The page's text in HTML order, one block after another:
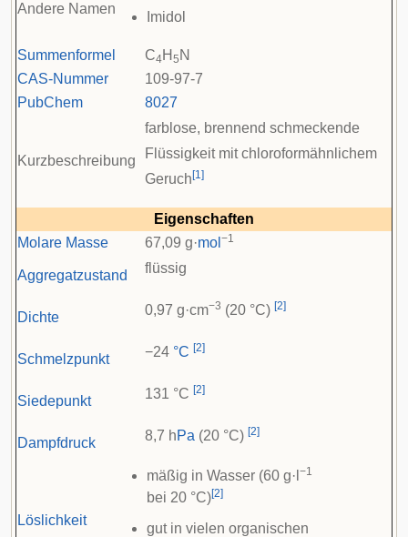
Andere Namen
Imidol
Summenformel C4H 5 N
CAS-Nummer
109-97-7
PubChem
8027
Kurzbeschreibung
farblose, brennend schmeckende
Flüssigkeit mit chloroformähnlichem
Geruch [1]
Eigenschaften
Molare Masse
67,09 g·mol −1
Aggregatzustand flüssig
Dichte 0,97 g·cm−3 (20 °C) [2]
Schmelzpunkt −24 °C [2]
Siedepunkt 131 °C [2]
Dampfdruck 8,7 hPa (20 °C) [2]
Löslichkeit
mäßig in Wasser (60 g·l −1
bei 20 °C)[2]
gut in vielen organischen